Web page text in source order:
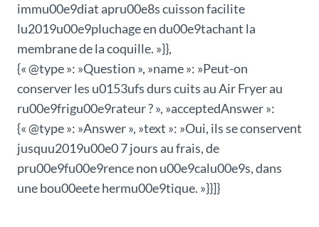
immu00e9diat apru00e8s cuisson facilite
lu2019u00e9pluchage en du00e9tachant la
membrane de la coquille. »}},
{« @type »: »Question », »name »: »Peut-on
conserver les u0153ufs durs cuits au Air Fryer au
ru00e9frigu00e9rateur ? », »acceptedAnswer »:
{« @type »: »Answer », »text »: »Oui, ils se conservent
jusquu2019u00e0 7 jours au frais, de
pru00e9fu00e9rence non u00e9calu00e9s, dans
une bou00eete hermu00e9tique. »}}]}